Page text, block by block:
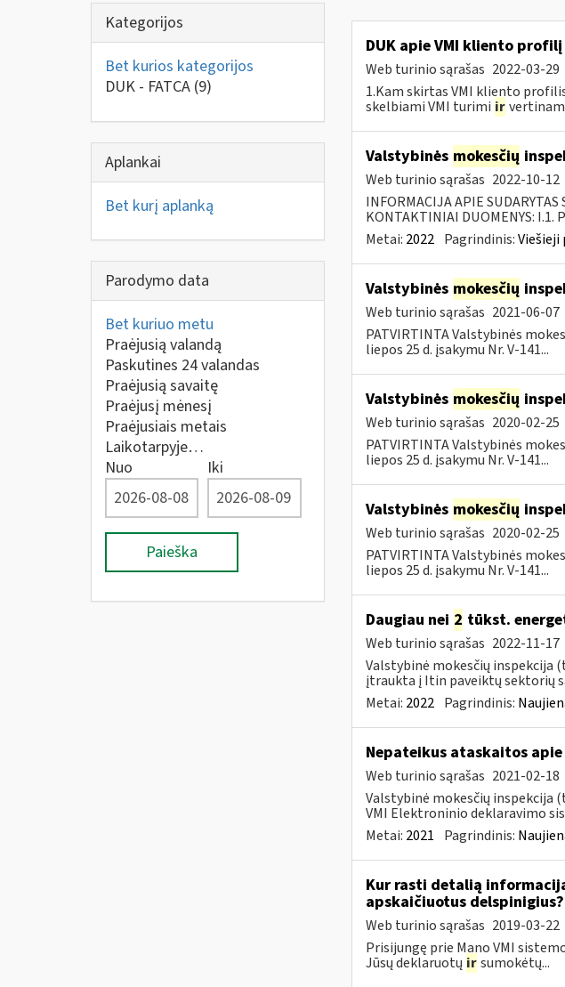
Kategorijos
Bet kurios kategorijos
DUK - FATCA (9)
Aplankai
Bet kurį aplanką
Parodymo data
Bet kuriuo metu
Praėjusią valandą
Paskutines 24 valandas
Praėjusią savaitę
Praėjusį mėnesį
Praėjusiais metais
Laikotarpyje…
Nuo
Iki
Paieška
DUK apie VMI kliento profilį
Web turinio sąrašas 2022-03-29
1.Kam skirtas VMI kliento
skelbiami VMI turimi ir
Valstybinės mokesčių
Web turinio sąrašas 2022-10-12
INFORMACIJA APIE
KONTAKTINIAI DUOMENYS:
Metai: 2022 Pagrindinis:
Valstybinės mokesčių
Web turinio sąrašas 2021-06-07
PATVIRTINTA Valstybinės
liepos 25 d. įsakymu Nr. V-141...
Valstybinės mokesčių
Web turinio sąrašas 2020-02-25
PATVIRTINTA Valstybinės
liepos 25 d. įsakymu Nr. V-141...
Valstybinės mokesčių
Web turinio sąrašas 2020-02-25
PATVIRTINTA Valstybinės
liepos 25 d. įsakymu Nr. V-141...
Daugiau nei 2 tūkst.
Web turinio sąrašas 2022-11-17
Valstybinė mokesčių inspekcija
įtraukta į Itin paveiktų sektorių
Metai: 2022 Pagrindinis:
Nepateikus ataskaitos
Web turinio sąrašas 2021-02-18
Valstybinė mokesčių inspekcija
VMI Elektroninio deklaravimo
Metai: 2021 Pagrindinis:
Kur rasti detalią
apskaičiuotus delspinigius?
Web turinio sąrašas 2019-03-22
Prisijungę prie Mano VMI
Jūsų deklaruotų ir sumokėtų...